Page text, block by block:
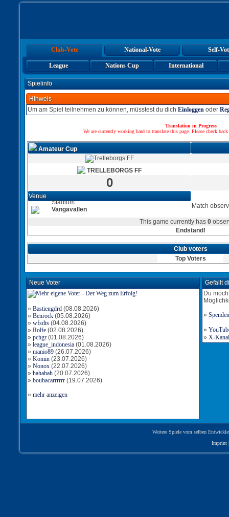
Club-Vote National-Vote Self-
League Nations Cup International
Spielinfo
Hinweis
Um am Spiel teilnehmen zu können, müsstest du dich Einloggen oder
Translation in Progress
We are currently working hard to translate this page. Please check
Amateur Cup
TRELLEBORGS FF
0
Venue
Stadium:
Vangavallen
Match
This game currently has 0
Endstand!
Club voters
Top Voters
Neue Voter
» Bastiengdrd (08.08.2026)
» Benrock (05.08.2026)
» wfsdts (04.08.2026)
» Rolfe (02.08.2026)
» pchgr (01.08.2026)
» league_indonesia (01.08.2026)
» manio89 (26.07.2026)
» Komin (23.07.2026)
» Nonox (22.07.2026)
» hahahah (20.07.2026)
» boubacarrrrrr (19.07.2026)
» mehr anzeigen
Gefällt
Du
» Spenden
»
» X-
Weitere Spiele vom selben
Imprint